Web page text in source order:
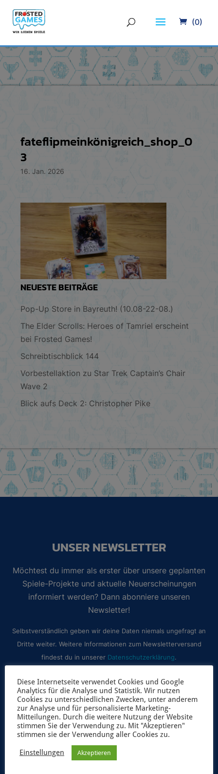
(0)
fateflipmeinkönigreich_shop_0
3
16. Jan. 2026
NEUESTE BEITRÄGE
Pop-Up Store in Bayreuth! (10.08-22-08.)
The Elder Scrolls: Heroes of Tamriel erscheint
bei Frosted Games!
Schreibtischblick 144
Vorbestellaktion zu Star Trek Captain’s Chair
Wave 2
Blick aufs Deck 2: Christopher Pike
UNSER NEWSLETTER
Möchtest du immer als erster über unsere geplanten
Spiele-Projekte und aktuelle Neuerscheinungen
informiert werden? Dann abonniere unseren
Newsletter!
Selbstverständlich geben wir deine Daten niemals ungefragt an
Dritte weiter. Weitere Informationen zum Newsletterversand
findest du in unserer Datenschutzerklärung.
JETZT ANMELDEN
Diese Internetseite verwendet Cookies und Google
Analytics für die Analyse und Statistik. Wir nutzen
Cookies zu unterschiedlichen Zwecken, unter anderem
zur Analyse und für personalisierte Marketing-
Mitteilungen. Durch die weitere Nutzung der Website
stimmen Sie der Verwendung zu. Mit "Akzeptieren"
stimmen sie der Verwendung aller Cookies zu.
Einstellungen Akzeptieren